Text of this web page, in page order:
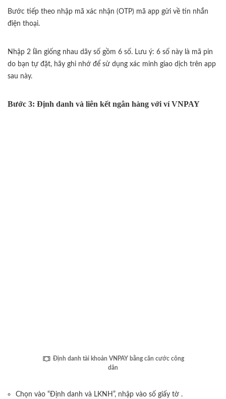
Bước tiếp theo nhập mã xác nhận (OTP) mã app gửi về tin nhắn
điện thoại.
Nhập 2 lần giống nhau dãy số gồm 6 số. Lưu ý: 6 số này là mã pin
do bạn tự đặt, hãy ghi nhớ để sử dụng xác minh giao dịch trên app
sau này.
Bước 3: Định danh và liên kết ngân hàng với ví VNPAY
Định danh tài khoản VNPAY bằng căn cước công
dân
Chọn vào “Định danh và LKNH”, nhập vào số giấy tờ .